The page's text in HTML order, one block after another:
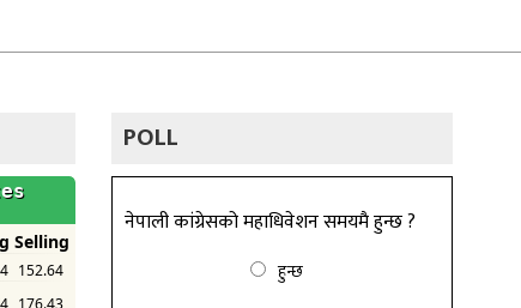
POLL
नेपाली कांग्रेसको महाधिवेशन समयमै हुन्छ ?
हुन्छ